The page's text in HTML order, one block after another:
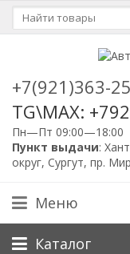
+7(921)363-
TG\MAX:
Пн—Пт 09:00—18:00
Пункт выдачи:
округ, Сургут, пр.
Меню
Каталог